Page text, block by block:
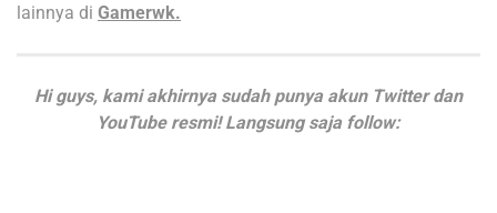
lainnya di Gamerwk.
Hi guys, kami akhirnya sudah punya akun Twitter dan
YouTube resmi! Langsung saja follow: